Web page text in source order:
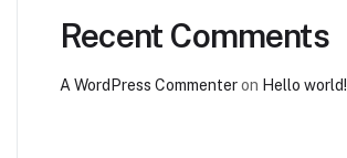
Recent Comments
A WordPress Commenteron Hello world!